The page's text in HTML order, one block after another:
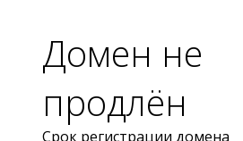
Домен не
продлён
Срок регистрации домена